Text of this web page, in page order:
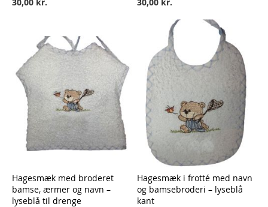
Hagesmæk med broderet
bamse, ærmer og navn –
lyseblå til drenge
Hagesmæk i frotté med navn
og bamsebroderi – lyseblå
kant